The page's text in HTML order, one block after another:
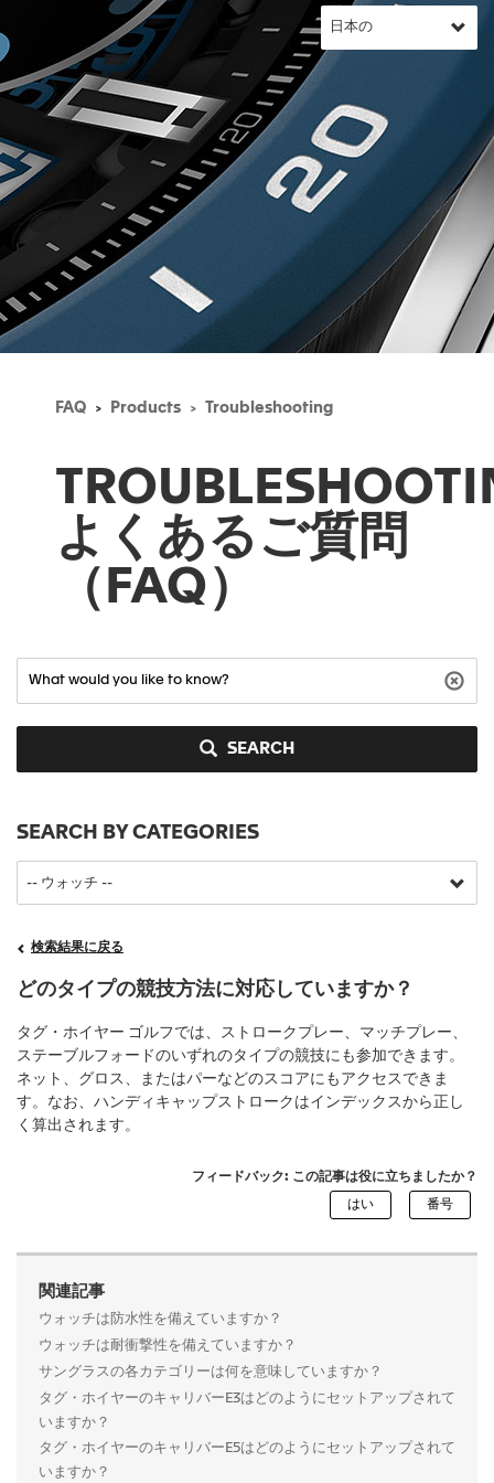
FAQ Products Troubleshooting
よくあるご質問
（FAQ）
SEARCH
SEARCH BY CATEGORIES
検索結果に戻る
どのタイプの競技方法に対応していますか？
タグ・ホイヤー ゴルフでは、ストロークプレー、マッチプレー、
ステーブルフォードのいずれのタイプの競技にも参加できます。
ネット、グロス、またはパーなどのスコアにもアクセスできま
す。なお、ハンディキャップストロークはインデックスから正し
く算出されます。
フィードバック: この記事は役に立ちましたか？
関連記事
ウォッチは防水性を備えていますか？
ウォッチは耐衝撃性を備えていますか？
サングラスの各カテゴリーは何を意味していますか？
タグ・ホイヤーのキャリバーE3はどのようにセットアップされて
いますか？
タグ・ホイヤーのキャリバーE5はどのようにセットアップされて
いますか？